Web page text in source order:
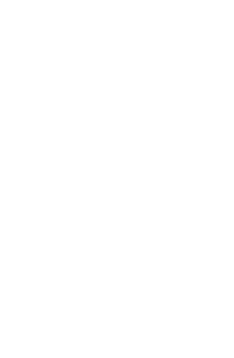
nuestros proyectos de
sostenible